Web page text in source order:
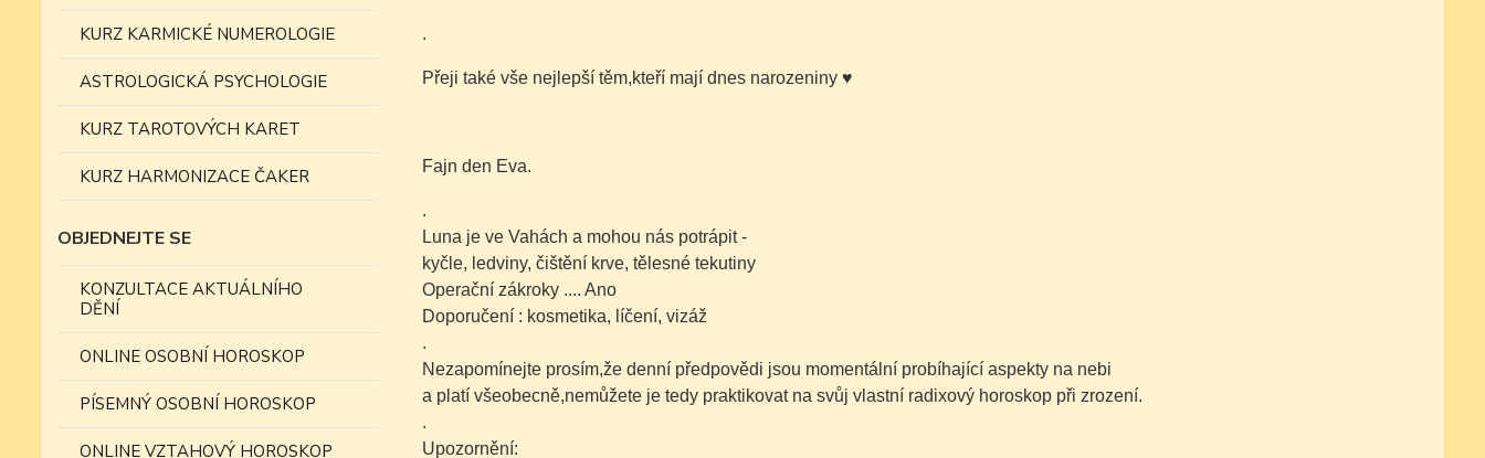
KURZ KARMICKÉ NUMEROLOGIE
ASTROLOGICKÁ PSYCHOLOGIE
KURZ TAROTOVÝCH KARET
KURZ HARMONIZACE ČAKER
OBJEDNEJTE SE
KONZULTACE AKTUÁLNÍHO
DĚNÍ
ONLINE OSOBNÍ HOROSKOP
PÍSEMNÝ OSOBNÍ HOROSKOP
ONLINE VZTAHOVÝ HOROSKOP
.
Přeji také vše nejlepší těm,kteří mají dnes narozeniny ♥
Fajn den Eva.
.
Luna je ve Vahách a mohou nás potrápit -
kyčle, ledviny, čištění krve, tělesné tekutiny
Operační zákroky .... Ano
Doporučení : kosmetika, líčení, vizáž
.
Nezapomínejte prosím,že denní předpovědi jsou momentální probíhající aspekty na nebi
a platí všeobecně,nemůžete je tedy praktikovat na svůj vlastní radixový horoskop při zrození.
.
Upozornění: